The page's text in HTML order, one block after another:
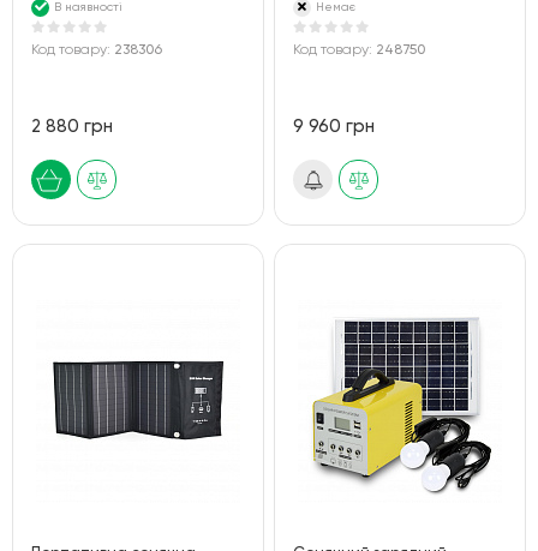
В наявності
Код товару: 238306
2 880 грн
Немає
Код товару: 248750
9 960 грн